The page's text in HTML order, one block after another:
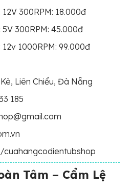
300RPM: 18.000đ
300RPM: 45.000đ
1000RPM: 99.000đ
Liên Chiểu, Đà Nẵng
185
cuahangcodientubshop
Tâm – Cẩm Lệ